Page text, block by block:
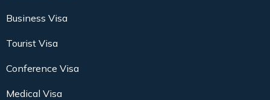
Business Visa
Tourist Visa
Conference Visa
Medical Visa